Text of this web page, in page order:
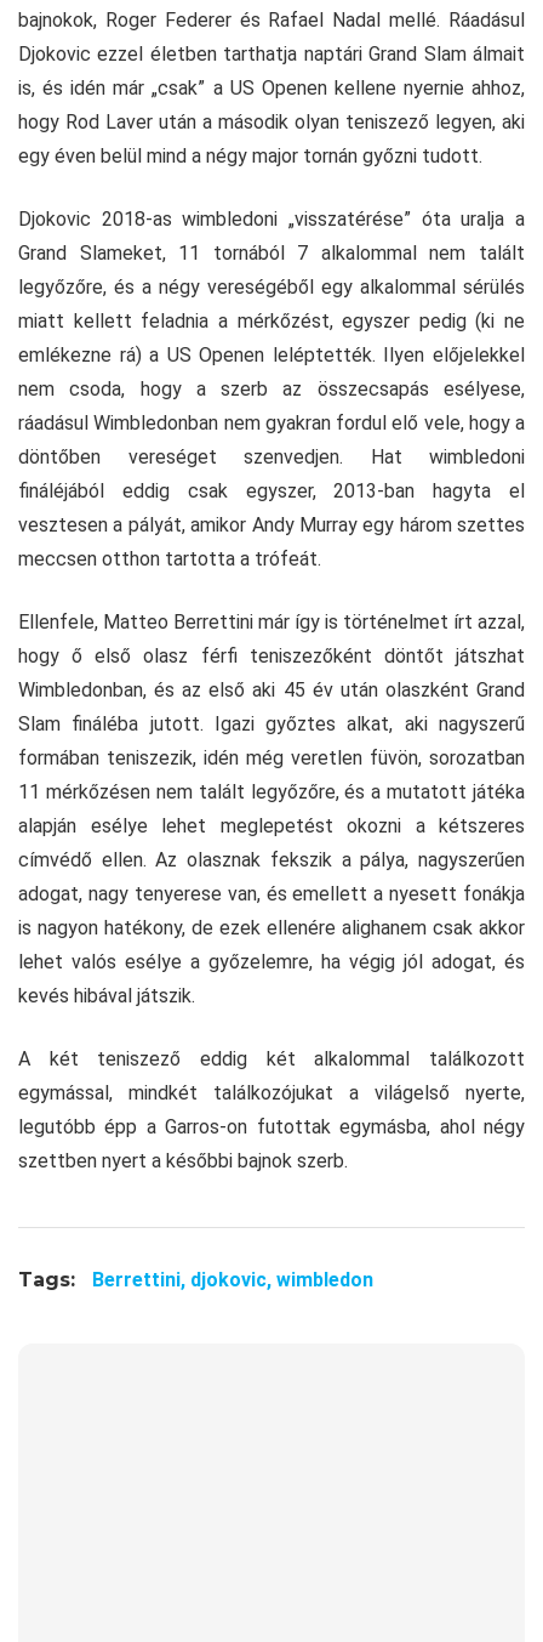
bajnokok, Roger Federer és Rafael Nadal mellé. Ráadásul
Djokovic ezzel életben tarthatja naptári Grand Slam álmait
is, és idén már „csak” a US Openen kellene nyernie ahhoz,
hogy Rod Laver után a második olyan teniszező legyen, aki
egy éven belül mind a négy major tornán győzni tudott.
Djokovic 2018-as wimbledoni „visszatérése” óta uralja a
Grand Slameket, 11 tornából 7 alkalommal nem talált
legyőzőre, és a négy vereségéből egy alkalommal sérülés
miatt kellett feladnia a mérkőzést, egyszer pedig (ki ne
emlékezne rá) a US Openen leléptették. Ilyen előjelekkel
nem csoda, hogy a szerb az összecsapás esélyese,
ráadásul Wimbledonban nem gyakran fordul elő vele, hogy a
döntőben vereséget szenvedjen. Hat wimbledoni
fináléjából eddig csak egyszer, 2013-ban hagyta el
vesztesen a pályát, amikor Andy Murray egy három szettes
meccsen otthon tartotta a trófeát.
Ellenfele, Matteo Berrettini már így is történelmet írt azzal,
hogy ő első olasz férfi teniszezőként döntőt játszhat
Wimbledonban, és az első aki 45 év után olaszként Grand
Slam fináléba jutott. Igazi győztes alkat, aki nagyszerű
formában teniszezik, idén még veretlen füvön, sorozatban
11 mérkőzésen nem talált legyőzőre, és a mutatott játéka
alapján esélye lehet meglepetést okozni a kétszeres
címvédő ellen. Az olasznak fekszik a pálya, nagyszerűen
adogat, nagy tenyerese van, és emellett a nyesett fonákja
is nagyon hatékony, de ezek ellenére alighanem csak akkor
lehet valós esélye a győzelemre, ha végig jól adogat, és
kevés hibával játszik.
A két teniszező eddig két alkalommal találkozott
egymással, mindkét találkozójukat a világelső nyerte,
legutóbb épp a Garros-on futottak egymásba, ahol négy
szettben nyert a későbbi bajnok szerb.
Tags: Berrettini, djokovic, wimbledon